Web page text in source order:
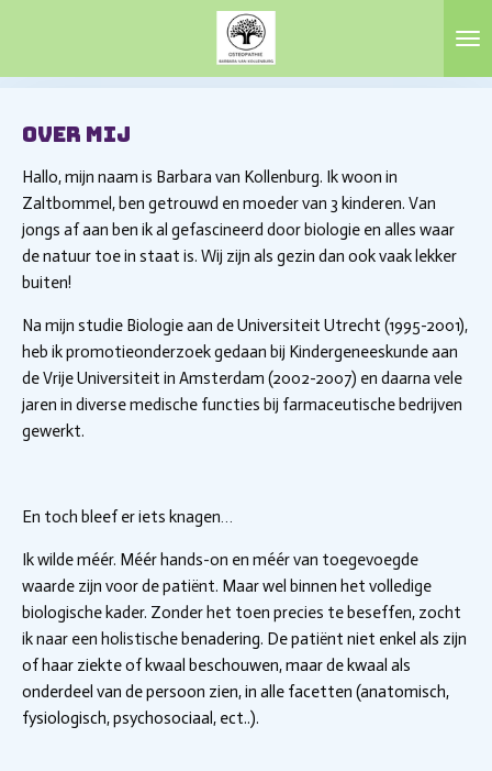
naar
hoofdinhoud
Over mij
Hallo, mijn naam is Barbara van Kollenburg. Ik woon in
Zaltbommel, ben getrouwd en moeder van 3 kinderen. Van
jongs af aan ben ik al gefascineerd door biologie en alles waar
de natuur toe in staat is. Wij zijn als gezin dan ook vaak lekker
buiten!
Na mijn studie Biologie aan de Universiteit Utrecht (1995-2001),
heb ik promotieonderzoek gedaan bij Kindergeneeskunde aan
de Vrije Universiteit in Amsterdam (2002-2007) en daarna vele
jaren in diverse medische functies bij farmaceutische bedrijven
gewerkt.
En toch bleef er iets knagen…
Ik wilde méér. Méér hands-on en méér van toegevoegde
waarde zijn voor de patiënt. Maar wel binnen het volledige
biologische kader. Zonder het toen precies te beseffen, zocht
ik naar een holistischebenadering. De patiënt niet enkel als zijn
of haar ziekte of kwaal beschouwen, maar de kwaal als
onderdeel van de persoon zien, in alle facetten (anatomisch,
fysiologisch, psychosociaal, ect..).